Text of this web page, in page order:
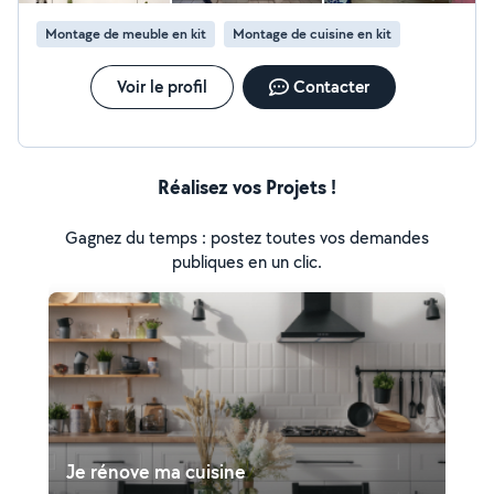
d'appartements : Désencombrement et nettoyage
après départ ou rénovation. Avec un savoir-faire
éprouvé et une approche professionnelle, RenovElite54
vous assure un service rapide, soigné et adapté à vos
besoins.
Montage de meuble en kit Montage de cuisine en kit
Voir le profil Contacter
Réalisez vos Projets !
Gagnez du temps : postez toutes vos demandes
publiques en un clic.
Je rénove ma cuisine